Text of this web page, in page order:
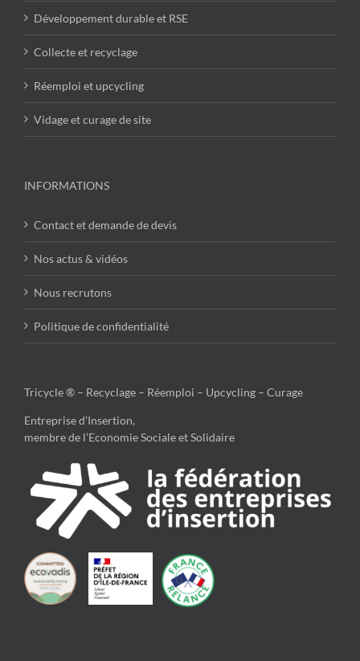
Développement durable et RSE
Collecte et recyclage
Réemploi et upcycling
Vidage et curage de site
INFORMATIONS
Contact et demande de devis
Nos actus & vidéos
Nous recrutons
Politique de confidentialité
Tricycle ® – Recyclage – Réemploi – Upcycling – Curage
Entreprise d’Insertion,
membre de l’Economie Sociale et Solidaire